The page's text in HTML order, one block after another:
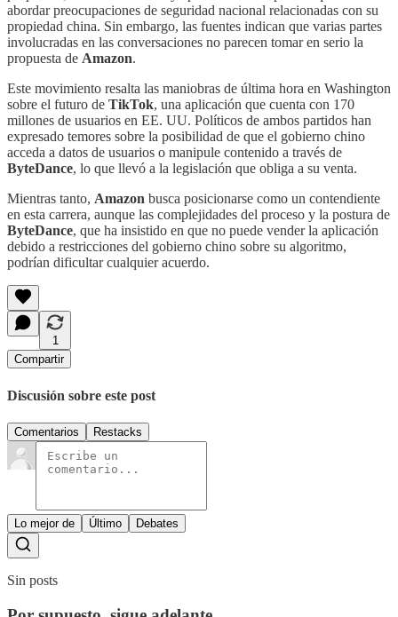
abordar preocupaciones de seguridad nacional relacionadas con su
propiedad china. Sin embargo, las fuentes indican que varias partes
involucradas en las conversaciones no parecen tomar en serio la
propuesta de Amazon.
Este movimiento resalta las maniobras de última hora en Washington
sobre el futuro de TikTok, una aplicación que cuenta con 170
millones de usuarios en EE. UU. Políticos de ambos partidos han
expresado temores sobre la posibilidad de que el gobierno chino
acceda a datos de usuarios o manipule contenido a través de
ByteDance, lo que llevó a la legislación que obliga a su venta.
Mientras tanto, Amazon busca posicionarse como un contendiente
en esta carrera, aunque las complejidades del proceso y la postura de
ByteDance, que ha insistido en que no puede vender la aplicación
debido a restricciones del gobierno chino sobre su algoritmo,
podrían dificultar cualquier acuerdo.
1
Compartir
Discusión sobre este post
Comentarios Restacks
Lo mejor de Último Debates
Sin posts